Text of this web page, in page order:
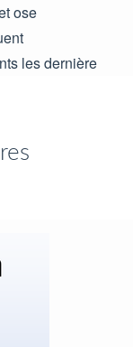
ose
les dernière